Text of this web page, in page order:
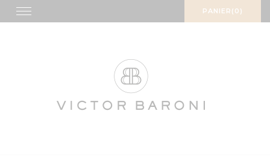
Skip
to
PANIER(0)
Toggle
navigation